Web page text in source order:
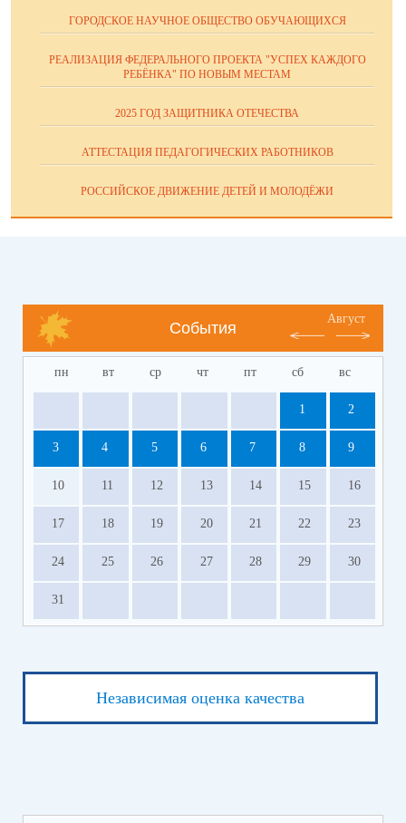
ГОРОДСКОЕ НАУЧНОЕ ОБЩЕСТВО ОБУЧАЮЩИХСЯ
РЕАЛИЗАЦИЯ ФЕДЕРАЛЬНОГО ПРОЕКТА "УСПЕХ КАЖДОГО
РЕБЁНКА" ПО НОВЫМ МЕСТАМ
2025 ГОД ЗАЩИТНИКА ОТЕЧЕСТВА
АТТЕСТАЦИЯ ПЕДАГОГИЧЕСКИХ РАБОТНИКОВ
РОССИЙСКОЕ ДВИЖЕНИЕ ДЕТЕЙ И МОЛОДЁЖИ
События
Август
пн вт ср чт пт сб вс
1 2
3 4 5 6 7 8 9
10 11 12 13 14 15 16
17 18 19 20 21 22 23
24 25 26 27 28 29 30
31
Независимая оценка качества